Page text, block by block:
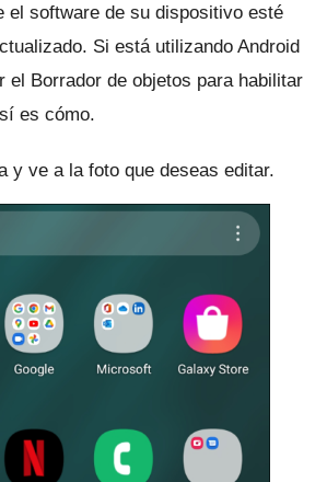
el software de su dispositivo esté
Si está utilizando Android
el Borrador de objetos para habilitar
es cómo.
y ve a la foto que deseas editar.